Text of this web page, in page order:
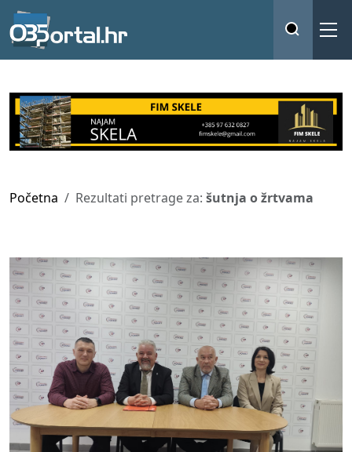
Početna Rezultati pretrage za: šutnja o žrtvama